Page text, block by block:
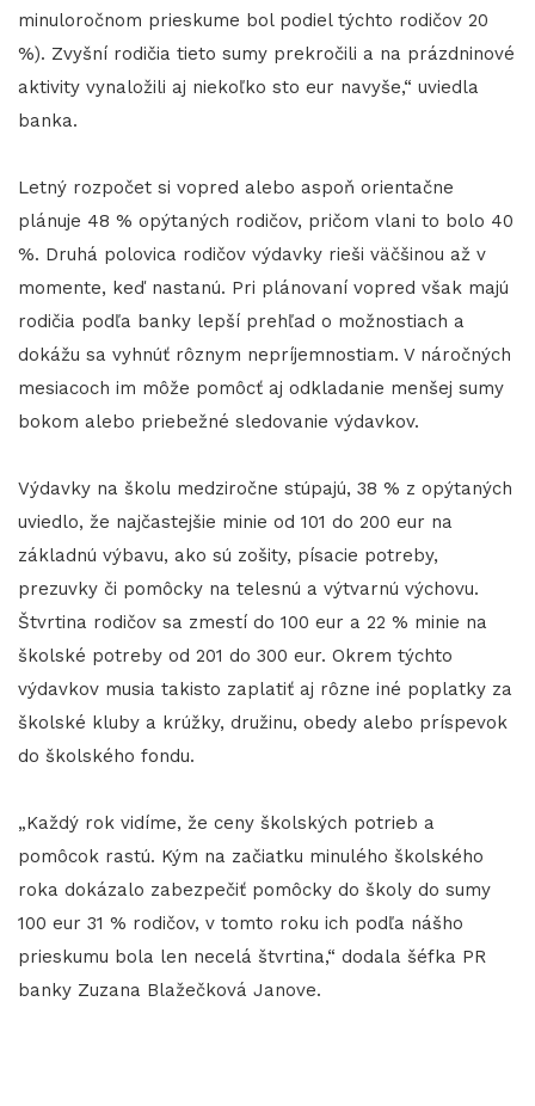
minuloročnom prieskume bol podiel týchto rodičov 20
%). Zvyšní rodičia tieto sumy prekročili a na prázdninové
aktivity vynaložili aj niekoľko sto eur navyše,“ uviedla
banka.
Letný rozpočet si vopred alebo aspoň orientačne
plánuje 48 % opýtaných rodičov, pričom vlani to bolo 40
%. Druhá polovica rodičov výdavky rieši väčšinou až v
momente, keď nastanú. Pri plánovaní vopred však majú
rodičia podľa banky lepší prehľad o možnostiach a
dokážu sa vyhnúť rôznym nepríjemnostiam. V náročných
mesiacoch im môže pomôcť aj odkladanie menšej sumy
bokom alebo priebežné sledovanie výdavkov.
Výdavky na školu medziročne stúpajú, 38 % z opýtaných
uviedlo, že najčastejšie minie od 101 do 200 eur na
základnú výbavu, ako sú zošity, písacie potreby,
prezuvky či pomôcky na telesnú a výtvarnú výchovu.
Štvrtina rodičov sa zmestí do 100 eur a 22 % minie na
školské potreby od 201 do 300 eur. Okrem týchto
výdavkov musia takisto zaplatiť aj rôzne iné poplatky za
školské kluby a krúžky, družinu, obedy alebo príspevok
do školského fondu.
„Každý rok vidíme, že ceny školských potrieb a
pomôcok rastú. Kým na začiatku minulého školského
roka dokázalo zabezpečiť pomôcky do školy do sumy
100 eur 31 % rodičov, v tomto roku ich podľa nášho
prieskumu bola len necelá štvrtina,“ dodala šéfka PR
banky Zuzana Blažečková Janove.